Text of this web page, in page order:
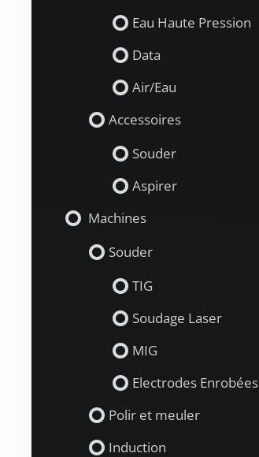
Eau Haute Pression
Data
Air/Eau
Accessoires
Souder
Aspirer
Machines
Souder
TIG
Soudage Laser
MIG
Electrodes Enrobées
Polir et meuler
Induction